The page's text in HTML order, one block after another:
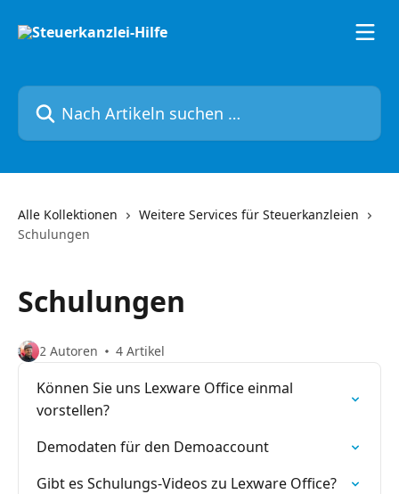
Nach Artikeln suchen …
Alle Kollektionen
Weitere Services für Steuerkanzleien
Schulungen
Schulungen
2 Autoren 4 Artikel
Können Sie uns Lexware Office einmal
vorstellen?
Demodaten für den Demoaccount
Gibt es Schulungs-Videos zu Lexware Office?